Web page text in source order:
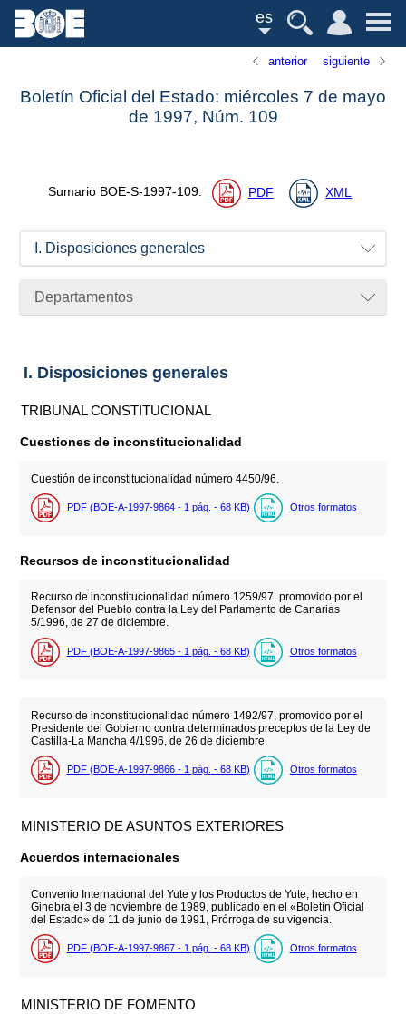
es
anterior siguiente
Boletín Oficial del Estado: miércoles 7 de mayo
de 1997, Núm. 109
Sumario BOE-S-1997-109: PDF XML
I. Disposiciones generales
Departamentos
I. Disposiciones generales
TRIBUNAL CONSTITUCIONAL
Cuestiones de inconstitucionalidad
Cuestión de inconstitucionalidad número 4450/96.
PDF (BOE-A-1997-9864 - 1 pág. - 68 KB) Otros formatos
Recursos de inconstitucionalidad
Recurso de inconstitucionalidad número 1259/97, promovido por el
Defensor del Pueblo contra la Ley del Parlamento de Canarias
5/1996, de 27 de diciembre.
PDF (BOE-A-1997-9865 - 1 pág. - 68 KB) Otros formatos
Recurso de inconstitucionalidad número 1492/97, promovido por el
Presidente del Gobierno contra determinados preceptos de la Ley de
Castilla-La Mancha 4/1996, de 26 de diciembre.
PDF (BOE-A-1997-9866 - 1 pág. - 68 KB) Otros formatos
MINISTERIO DE ASUNTOS EXTERIORES
Acuerdos internacionales
Convenio Internacional del Yute y los Productos de Yute, hecho en
Ginebra el 3 de noviembre de 1989, publicado en el «Boletín Oficial
del Estado» de 11 de junio de 1991, Prórroga de su vigencia.
PDF (BOE-A-1997-9867 - 1 pág. - 68 KB) Otros formatos
MINISTERIO DE FOMENTO